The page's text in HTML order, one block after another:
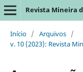
Revista Mineira
Início / Arquivos /
v. 10 (2023): Revista